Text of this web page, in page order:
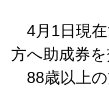
4月1日現在
方へ助成券
88歳以上の